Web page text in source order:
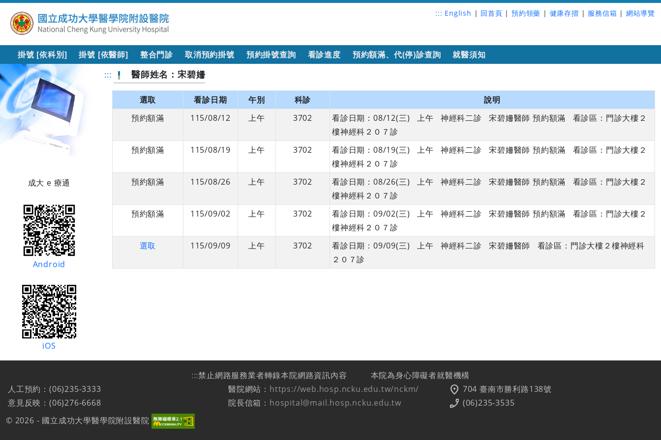
::: English | 回首頁 | 預約領藥 | 健康存摺 | 服務信箱 | 網站導覽
掛號 [依科別] 掛號 [依醫師] 整合門診 取消預約掛號 預約掛號查詢 看診進度 預約額滿、代(停)診查詢 就醫須知
成大 e 療通
Android
iOS
::: 醫師姓名：宋碧姍
選取 看診日期 午別 科診
說明
預約額滿
115/08/12 上午 3702
看診日期：08/12(三) 上午 神經科二診 宋碧姍醫師 預約額滿 看診區：門診大樓２
樓神經科２０７診
預約額滿
115/08/19 上午 3702
看診日期：08/19(三) 上午 神經科二診 宋碧姍醫師 預約額滿 看診區：門診大樓２
樓神經科２０７診
預約額滿
115/08/26 上午 3702
看診日期：08/26(三) 上午 神經科二診 宋碧姍醫師 預約額滿 看診區：門診大樓２
樓神經科２０７診
預約額滿
115/09/02 上午 3702
看診日期：09/02(三) 上午 神經科二診 宋碧姍醫師 預約額滿 看診區：門診大樓２
樓神經科２０７診
選取
115/09/09 上午 3702
看診日期：09/09(三) 上午 神經科二診 宋碧姍醫師 看診區：門診大樓２樓神經科
２０７診
:::禁止網路服務業者轉錄本院網路資訊內容
本院為身心障礙者就醫機構
人工預約：(06)235-3333
意見反映：(06)276-6668
醫院網站： https://web.hosp.ncku.edu.tw/nckm/
院長信箱： hospital@mail.hosp.ncku.edu.tw
location_on 704 臺南市勝利路138號
phone_enabled (06)235-3535
© 2026 - 國立成功大學醫學院附設醫院